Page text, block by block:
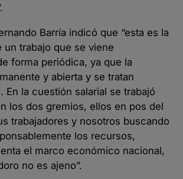
Barría indicó que “esta es la
un trabajo que se viene
forma periódica, ya que la
y abierta y se tratan
En la cuestión salarial se trabajó
los dos gremios, ellos en pos del
trabajadores y nosotros buscando
los recursos,
el marco económico nacional,
no es ajeno”.